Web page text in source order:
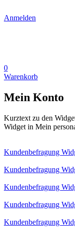
Anmelden
0
Warenkorb
Mein Konto
Kurztext zu den
Widget in Mein
Kundenbefragung
Kundenbefragung
Kundenbefragung
Kundenbefragung
Kundenbefragung